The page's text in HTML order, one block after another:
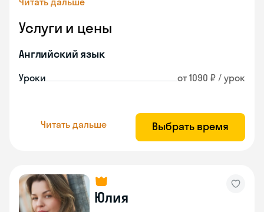
Услуги и цены
Английский язык
Уроки от 1090 ₽ / урок
Читать дальше Выбрать время
Юлия